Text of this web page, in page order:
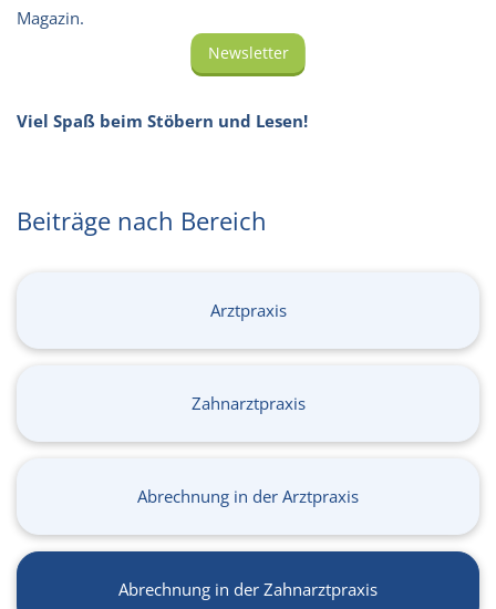
Magazin.
Newsletter
Viel Spaß beim Stöbern und Lesen!
Beiträge nach Bereich
Arztpraxis
Zahnarztpraxis
Abrechnung in der Arztpraxis
Abrechnung in der Zahnarztpraxis